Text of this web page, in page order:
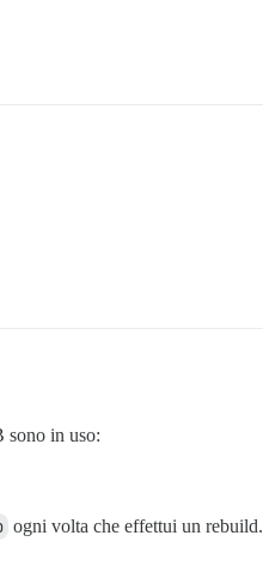
sono in uso:
ogni volta che effettui un rebuild.